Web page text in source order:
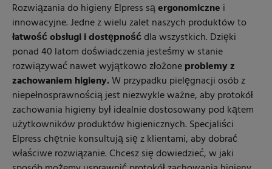
Rozwiązania do higieny Elpress sąergonomiczne i
innowacyjne. Jedne z wielu zalet naszych produktów to
łatwość obsługi i dostępnośćdla wszystkich. Dzięki
ponad 40 latom doświadczenia jesteśmy w stanie
rozwiązywać nawet wyjątkowo złożoneproblemy z
zachowaniem higieny.W przypadku pielęgnacji osób z
niepełnosprawnością jest niezwykle ważne, aby protokół
zachowania higieny był idealnie dostosowany pod kątem
użytkowników produktów higienicznych. Specjaliści
Elpress chętnie konsultują się z klientami, aby dobrać
właściwe rozwiązanie. Chcesz się dowiedzieć, w jaki